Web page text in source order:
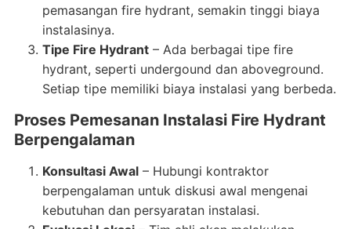
pemasangan fire hydrant, semakin tinggi biaya
instalasinya.
Tipe Fire Hydrant– Ada berbagai tipe fire
hydrant, seperti undergound dan aboveground.
Setiap tipe memiliki biaya instalasi yang berbeda.
Proses Pemesanan Instalasi Fire Hydrant
Berpengalaman
Konsultasi Awal– Hubungi kontraktor
berpengalaman untuk diskusi awal mengenai
kebutuhan dan persyaratan instalasi.